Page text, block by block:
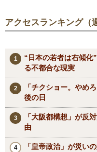
アクセスランキング（
“日本の若者は右傾化
る不都合な現実
「チクショー。やめ
後の日
「大阪都構想」が反
由
「皇帝政治」が災い